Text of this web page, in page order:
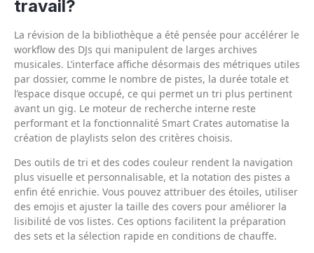
travail?
La révision de la bibliothèque a été pensée pour accélérer le
workflow des DJs qui manipulent de larges archives
musicales. L’interface affiche désormais des métriques utiles
par dossier, comme le nombre de pistes, la durée totale et
l’espace disque occupé, ce qui permet un tri plus pertinent
avant un gig. Le moteur de recherche interne reste
performant et la fonctionnalité Smart Crates automatise la
création de playlists selon des critères choisis.
Des outils de tri et des codes couleur rendent la navigation
plus visuelle et personnalisable, et la notation des pistes a
enfin été enrichie. Vous pouvez attribuer des étoiles, utiliser
des emojis et ajuster la taille des covers pour améliorer la
lisibilité de vos listes. Ces options facilitent la préparation
des sets et la sélection rapide en conditions de chauffe.